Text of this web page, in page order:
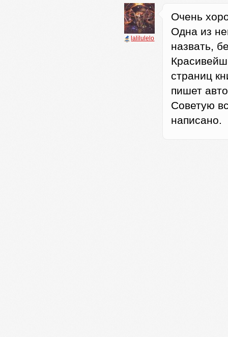
lalilulelo
Очень
Одна из
назвать,
страниц
пишет
Советую
написано.